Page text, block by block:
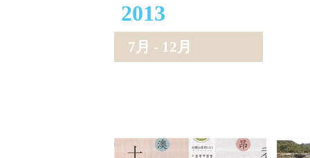
2013
7月 - 12月